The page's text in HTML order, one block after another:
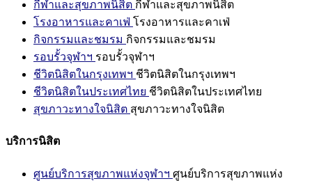
กีฬาและสุขภาพนิสิต กีฬาและสุขภาพนิสิต
โรงอาหารและคาเฟ่ โรงอาหารและคาเฟ่
กิจกรรมและชมรม กิจกรรมและชมรม
รอบรั้วจุฬาฯ รอบรั้วจุฬาฯ
ชีวิตนิสิตในกรุงเทพฯ ชีวิตนิสิตในกรุงเทพฯ
ชีวิตนิสิตในประเทศไทย ชีวิตนิสิตในประเทศไทย
สุขภาวะทางใจนิสิต สุขภาวะทางใจนิสิต
บริการนิสิต
ศูนย์บริการสุขภาพแห่งจุฬาฯ ศูนย์บริการสุขภาพแห่ง